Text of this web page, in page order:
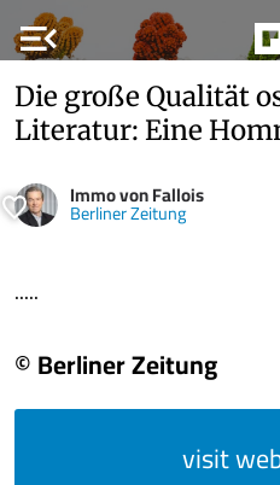
menu_open
Die große Qualität
Literatur: Eine
Immo von Fallois
Berliner Zeitung
.....
© Berliner Zeitung
visit